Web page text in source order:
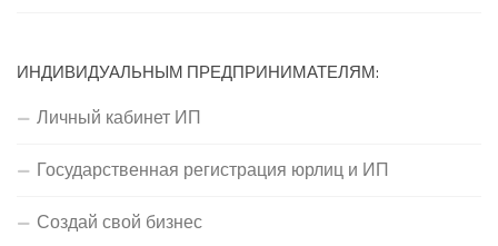
ИНДИВИДУАЛЬНЫМ ПРЕДПРИНИМАТЕЛЯМ:
Личный кабинет ИП
Государственная регистрация юрлиц и ИП
Создай свой бизнес